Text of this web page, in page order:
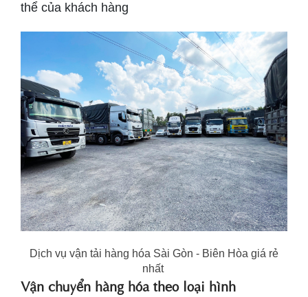
thể của khách hàng
Dịch vụ vận tải hàng hóa Sài Gòn - Biên Hòa giá rẻ
nhất
Vận chuyển hàng hóa theo loại hình